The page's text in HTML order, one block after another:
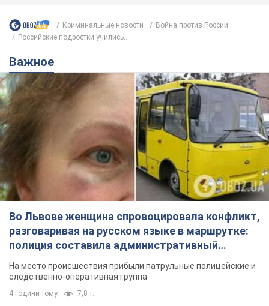
Криминальные новости
Война против России
Российские подростки учились...
Важное
Во Львове женщина спровоцировала конфликт,
разговаривая на русском языке в маршрутке:
полиция составила административный
протокол. Видео
На место происшествия прибыли патрульные полицейские и
следственно-оперативная группа
4 години тому 7,8 т.